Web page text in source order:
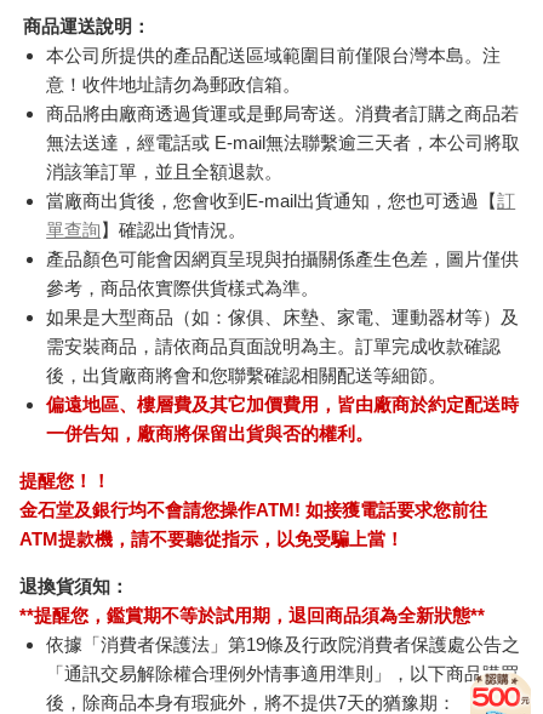
商品運送說明：
本公司所提供的產品配送區域範圍目前僅限台灣本島。注
意！收件地址請勿為郵政信箱。
商品將由廠商透過貨運或是郵局寄送。消費者訂購之商品若
無法送達，經電話或 E-mail無法聯繫逾三天者，本公司將取
消該筆訂單，並且全額退款。
當廠商出貨後，您會收到E-mail出貨通知，您也可透過【訂
單查詢】確認出貨情況。
產品顏色可能會因網頁呈現與拍攝關係產生色差，圖片僅供
參考，商品依實際供貨樣式為準。
如果是大型商品（如：傢俱、床墊、家電、運動器材等）及
需安裝商品，請依商品頁面說明為主。訂單完成收款確認
後，出貨廠商將會和您聯繫確認相關配送等細節。
偏遠地區、樓層費及其它加價費用，皆由廠商於約定配送時
一併告知，廠商將保留出貨與否的權利。
提醒您！！
金石堂及銀行均不會請您操作ATM! 如接獲電話要求您前往
ATM提款機，請不要聽從指示，以免受騙上當！
退換貨須知：
**提醒您，鑑賞期不等於試用期，退回商品須為全新狀態**
依據「消費者保護法」第19條及行政院消費者保護處公告之
「通訊交易解除權合理例外情事適用準則」，以下商品購買
後，除商品本身有瑕疵外，將不提供7天的猶豫期：